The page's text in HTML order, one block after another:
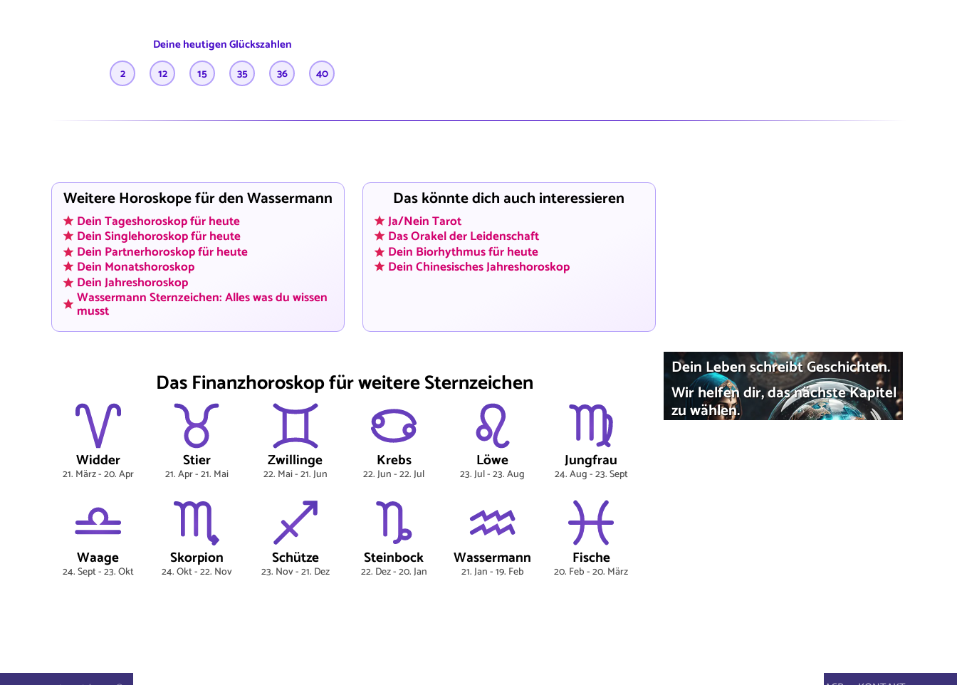
Deine heutigen Glückszahlen
2
12 15 35 36 40
Weitere Horoskope für den Wassermann
Dein Tageshoroskop für heute
Dein Singlehoroskop für heute
Dein Partnerhoroskop für heute
Dein Monatshoroskop
Dein Jahreshoroskop
Wassermann Sternzeichen: Alles was du wissen
musst
Das könnte dich auch interessieren
Ja/Nein Tarot
Das Orakel der Leidenschaft
Dein Biorhythmus für heute
Dein Chinesisches Jahreshoroskop
Das Finanzhoroskop für weitere Sternzeichen
Widder
21. März - 20. Apr
Stier
21. Apr - 21. Mai
Zwillinge
22. Mai - 21. Jun
Krebs
22. Jun - 22. Jul
Löwe
23. Jul - 23. Aug
Jungfrau
24. Aug - 23. Sept
Waage
24. Sept - 23. Okt
Skorpion
24. Okt - 22. Nov
Schütze
23. Nov - 21. Dez
Steinbock
22. Dez - 20. Jan
Wassermann
21. Jan - 19. Feb
Fische
20. Feb - 20. März
Dein Leben schreibt Geschichten.
Wir helfen dir, das nächste Kapitel
zu wählen.